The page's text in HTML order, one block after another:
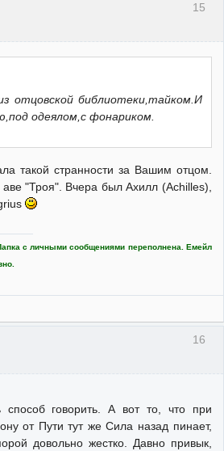
15
отцовской библиотеки,тайком.И
одеялом,с фонариком.
такой странности за Вашим отцом.
"Троя". Вчера был Ахилл (Achilles),
с личными сообщениями переполнена. Емейл
16
способ говорить. А вот то, что при
от Пути тут же Сила назад пинает,
довольно жестко. Давно привык,